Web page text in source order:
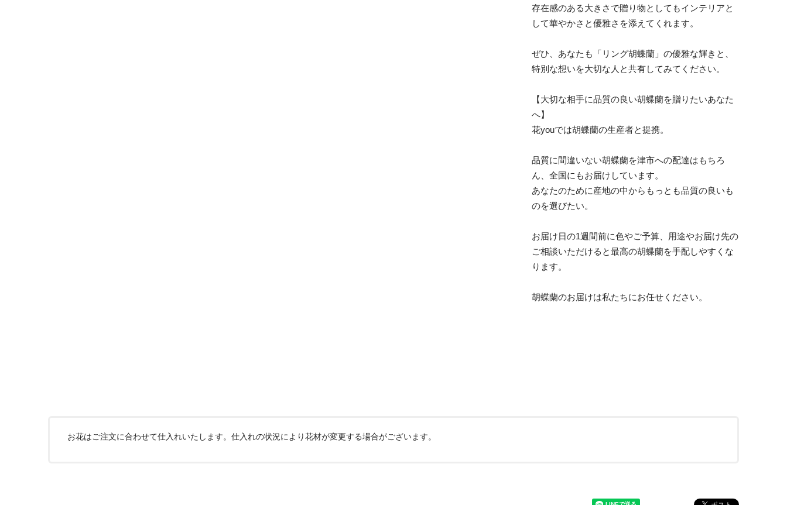
存在感のある大きさで贈り物としてもインテリアと
して華やかさと優雅さを添えてくれます。
ぜひ、あなたも「リング胡蝶蘭」の優雅な輝きと、
特別な想いを大切な人と共有してみてください。
【大切な相手に品質の良い胡蝶蘭を贈りたいあなた
へ】
花youでは胡蝶蘭の生産者と提携。
品質に間違いない胡蝶蘭を津市への配達はもちろ
ん、全国にもお届けしています。
あなたのために産地の中からもっとも品質の良いも
のを選びたい。
お届け日の1週間前に色やご予算、用途やお届け先の
ご相談いただけると最高の胡蝶蘭を手配しやすくな
ります。
胡蝶蘭のお届けは私たちにお任せください。
お花はご注文に合わせて仕入れいたします。仕入れの状況により花材が変更する場合がございます。